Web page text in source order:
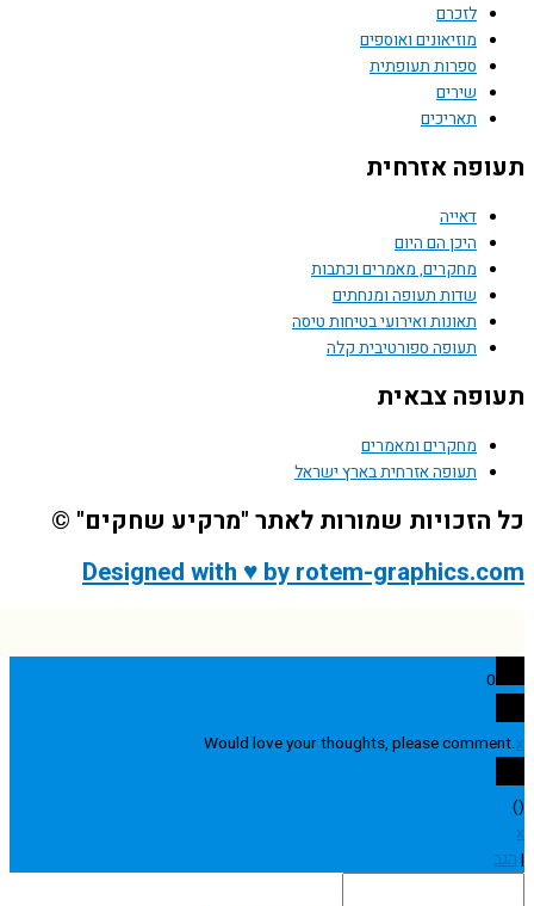
לזכרם
מוזיאונים ואוספים
ספרות תעופתית
שירים
תאריכים
אזרחית
דאייה
היכן הם היום
מחקרים, מאמרים וכתבות
שדות תעופה ומנחתים
תאונות ואירועי בטיחות טיסה
תעופה ספורטיבית קלה
צבאית
מחקרים ומאמרים
תעופה אזרחית בארץ ישראל
שמורות לאתר "מרקיע שחקים" ©
Designed with ♥ by rotem-
Would love your thoughts, please